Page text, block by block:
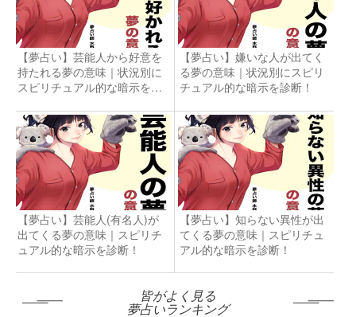
【夢占い】芸能人から好意を
持たれる夢の意味｜状況別に
スピリチュアル的な暗示を診
【夢占い】嫌いな人が出てく
る夢の意味｜状況別にスピリ
チュアル的な暗示を診断！
【夢占い】芸能人(有名人)が
出てくる夢の意味｜スピリチ
ュアル的な暗示を診断！
【夢占い】知らない異性が出
てくる夢の意味｜スピリチュ
アル的な暗示を診断！
皆がよく見る
夢占いランキング